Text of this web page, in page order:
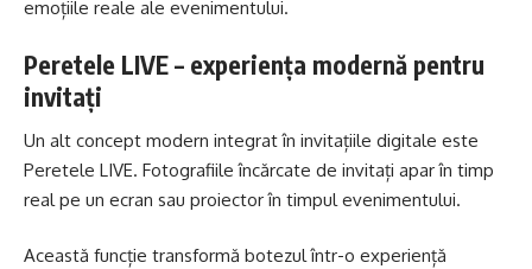
emoțiile reale ale evenimentului.
Peretele LIVE – experiența modernă pentru
invitați
Un alt concept modern integrat în invitațiile digitale este
Peretele LIVE. Fotografiile încărcate de invitați apar în timp
real pe un ecran sau proiector în timpul evenimentului.
Această funcție transformă botezul într-o experiență